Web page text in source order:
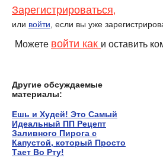
Зарегистрироваться,
или войти , если вы уже
Можете войти как и оставить
Другие обсуждаемые
материалы:
Ешь и Худей! Это Самый
Идеальный ПП Рецепт
Заливного Пирога с
Капустой, который Просто
Тает Во Рту!